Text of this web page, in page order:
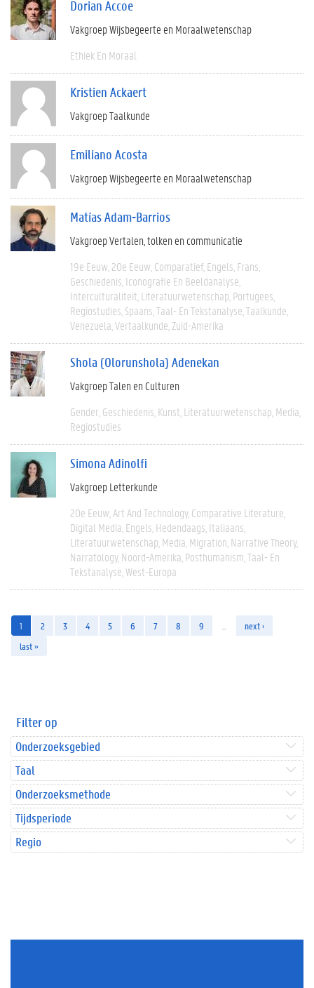
Dorian Accoe
Vakgroep Wijsbegeerte en Moraalwetenschap
Ethiek En Moraal
Kristien Ackaert
Vakgroep Taalkunde
Emiliano Acosta
Vakgroep Wijsbegeerte en Moraalwetenschap
Matías Adam-Barrios
Vakgroep Vertalen, tolken en communicatie
19e Eeuw 20e Eeuw Comparatief Engels Frans
Geschiedenis Iconografie En Beeldanalyse
Interculturaliteit Literatuurwetenschap Portugees
Regiostudies Spaans Taal- En Tekstanalyse Taalkunde
Venezuela Vertaalkunde Zuid-Amerika
Shola (Olorunshola) Adenekan
Vakgroep Talen en Culturen
Gender Geschiedenis Kunst Literatuurwetenschap Media
Regiostudies
Simona Adinolfi
Vakgroep Letterkunde
20e Eeuw Art And Technology Comparative Literature
Digital Media Engels Hedendaags Italiaans
Literatuurwetenschap Media Migration Narrative Theory
Narratology Noord-Amerika Posthumanism Taal- En
Tekstanalyse West-Europa
1 2 3 4 5 6 7 8 9
next ›
last »
Filter op
Onderzoeksgebied
Taal
Onderzoeksmethode
Tijdsperiode
Regio